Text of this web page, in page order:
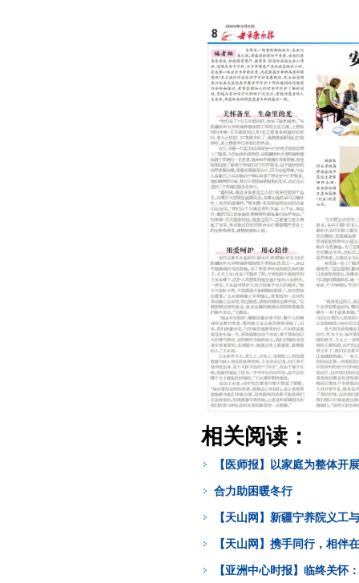
相关阅读：
【医师报】以家庭为整体开
合力助困暖冬行
【天山网】新疆宁养院义工
【天山网】携手同行，相伴
【亚洲中心时报】临终关怀